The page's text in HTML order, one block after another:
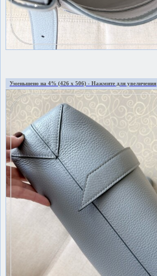
Уменьшено на 4% (426 x 506) - Нажмите для увеличения